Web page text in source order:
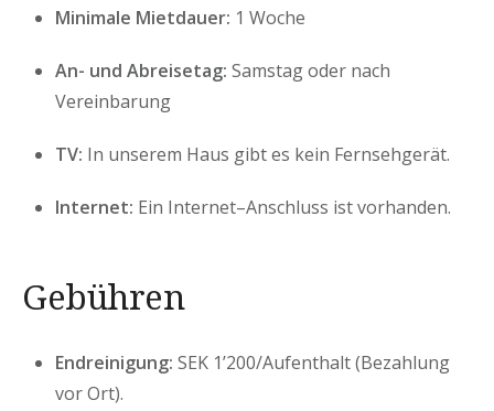
Minimale Mietdauer: 1 Woche
An- und Abreisetag: Samstag oder nach
Vereinbarung
TV: In unserem Haus gibt es kein Fernsehgerät.
Internet: Ein Internet–Anschluss ist vorhanden.
Gebühren
Endreinigung: SEK 1’200/Aufenthalt (Bezahlung
vor Ort).